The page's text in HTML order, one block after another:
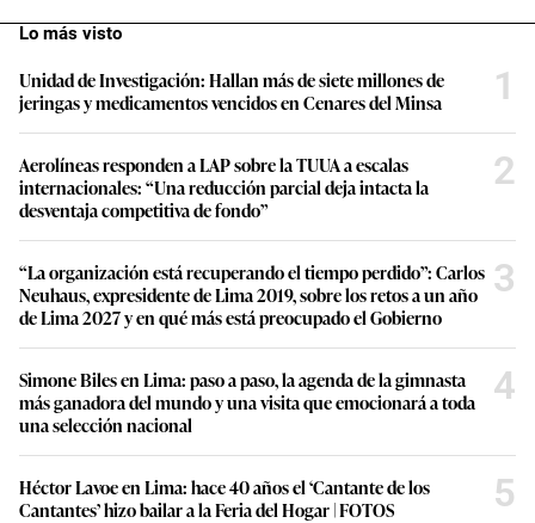
Lo más visto
Unidad de Investigación: Hallan más de siete millones de
jeringas y medicamentos vencidos en Cenares del Minsa
1
Aerolíneas responden a LAP sobre la TUUA a escalas
internacionales: “Una reducción parcial deja intacta la
desventaja competitiva de fondo”
2
“La organización está recuperando el tiempo perdido”: Carlos
Neuhaus, expresidente de Lima 2019, sobre los retos a un año
de Lima 2027 y en qué más está preocupado el Gobierno
3
Simone Biles en Lima: paso a paso, la agenda de la gimnasta
más ganadora del mundo y una visita que emocionará a toda
una selección nacional
4
Héctor Lavoe en Lima: hace 40 años el ‘Cantante de los
Cantantes’ hizo bailar a la Feria del Hogar | FOTOS
5